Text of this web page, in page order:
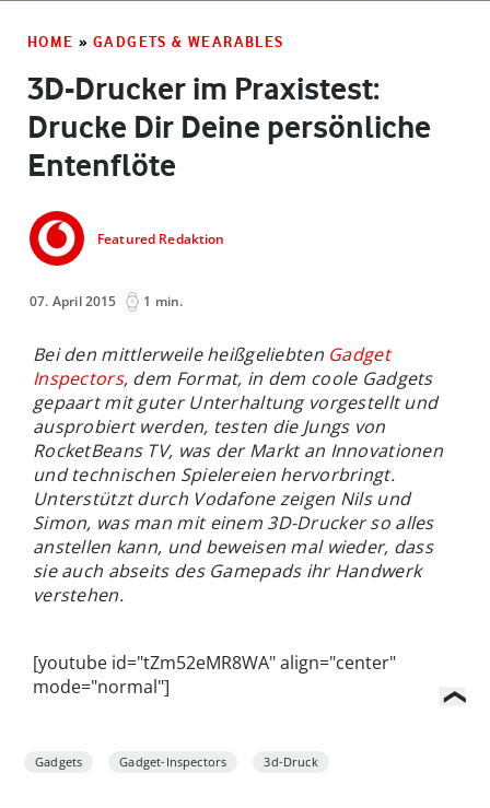
HOME » GADGETS & WEARABLES
3D-Drucker im Praxistest:
Drucke Dir Deine persönliche
Entenflöte
Featured Redaktion
07. April 2015 1 min.
Bei den mittlerweile heißgeliebten Gadget
Inspectors, dem Format, in dem coole Gadgets
gepaart mit guter Unterhaltung vorgestellt und
ausprobiert werden, testen die Jungs von
RocketBeans TV, was der Markt an Innovationen
und technischen Spielereien hervorbringt.
Unterstützt durch Vodafone zeigen Nils und
Simon, was man mit einem 3D-Drucker so alles
anstellen kann, und beweisen mal wieder, dass
sie auch abseits des Gamepads ihr Handwerk
verstehen.
[youtube id="tZm52eMR8WA" align="center"
mode="normal"]
Gadgets Gadget-Inspectors 3d-Druck